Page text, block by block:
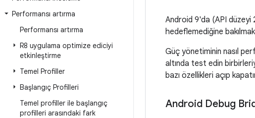
Performansı artırma
Performansı artırma
R8 uygulama optimize ediciyi
etkinleştirme
Temel Profiller
Başlangıç Profilleri
Temel profiller ile başlangıç
profilleri arasındaki fark
Android 9'da (API düzeyi
hedeflemediğine
Güç yönetiminin nasıl
altında test edin
bazı özellikleri açıp
Android Debug